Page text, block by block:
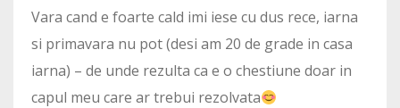
Vara cand e foarte cald imi iese cu dus rece, iarna
si primavara nu pot (desi am 20 de grade in casa
iarna) – de unde rezulta ca e o chestiune doar in
capul meu care ar trebui rezolvata